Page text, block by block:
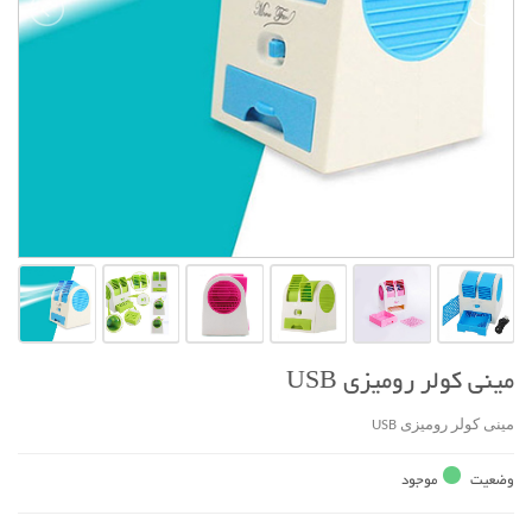
مينی کولر روميزی USB
مينی کولر روميزی USB
وضعیت موجود